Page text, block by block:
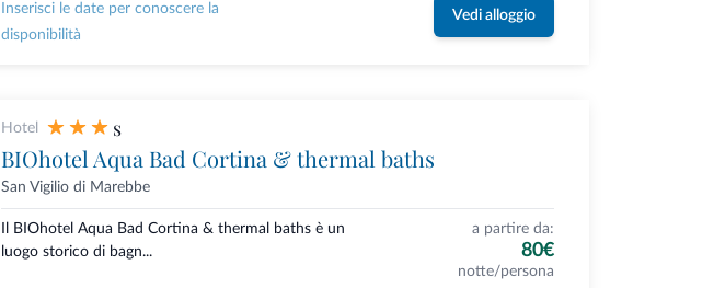
Inserisci le date per conoscere la
disponibilità
Vedi alloggio
Hotel s
BIOhotel Aqua Bad Cortina & thermal baths
San Vigilio di Marebbe
Il BIOhotel Aqua Bad Cortina & thermal baths è un
luogo storico di bagn...
a partire da:
80€
notte/persona